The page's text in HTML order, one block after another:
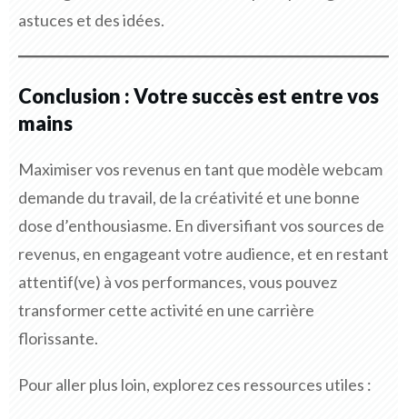
astuces et des idées.
Conclusion : Votre succès est entre vos
mains
Maximiser vos revenus en tant que modèle webcam
demande du travail, de la créativité et une bonne
dose d’enthousiasme. En diversifiant vos sources de
revenus, en engageant votre audience, et en restant
attentif(ve) à vos performances, vous pouvez
transformer cette activité en une carrière
florissante.
Pour aller plus loin, explorez ces ressources utiles :